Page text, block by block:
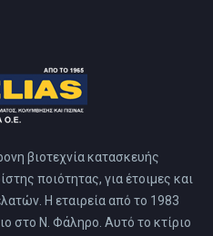
βιοτεχνία κατασκευής
ποιότητας, για έτοιμες και
Η εταιρεία από το 1983
στο Ν. Φάληρο. Αυτό το κτίριο